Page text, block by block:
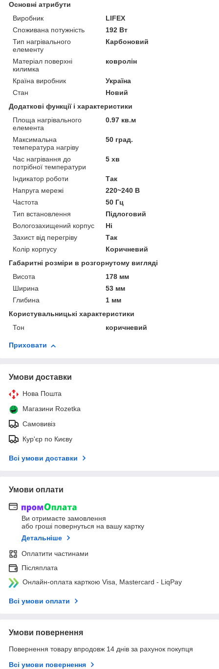
Основні атрибути
Виробник
LIFEX
Споживана потужність
192 Вт
Тип нагрівального
елементу
Карбоновий
Матеріал поверхні
килимка
ковролін
Країна виробник
Україна
Стан
Новий
Додаткові функції і характеристики
Площа нагрівального
елемента
0.97 кв.м
Максимальна
температура нагріву
50 град.
Час нагрівання до
потрібної температури
5 хв
Індикатор роботи
Так
Напруга мережі
220~240 В
Частота
50 Гц
Тип встановлення
Підлоговий
Вологозахищений корпус
Ні
Захист від перегріву
Так
Колір корпусу
Коричневий
Габаритні розміри в розгорнутому вигляді
Висота
178 мм
Ширина
53 мм
Глибина
1 мм
Користувальницькі характеристики
Тон
коричневий
Приховати
Умови доставки
Нова Пошта
Магазини Rozetka
Самовивіз
Кур'єр по Києву
Всі умови доставки
Умови оплати
Ви отримаєте замовлення
або гроші повернуться на вашу картку
Детальніше
Оплатити частинами
Післяплата
Онлайн-оплата карткою Visa, Mastercard - LiqPay
Всі умови оплати
Умови повернення
Повернення товару впродовж 14 днів за рахунок покупця
Всі умови повернення